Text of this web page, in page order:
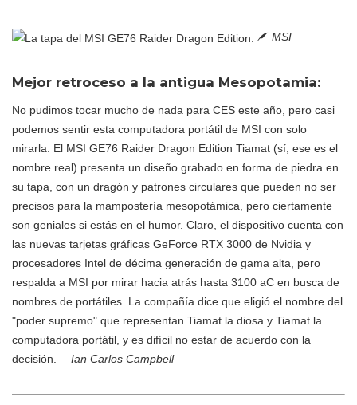
MSI
Mejor retroceso a la antigua Mesopotamia:
No pudimos tocar mucho de nada para CES este año, pero casi
podemos sentir esta computadora portátil de MSI con solo
mirarla. El MSI GE76 Raider Dragon Edition Tiamat (sí, ese es el
nombre real) presenta un diseño grabado en forma de piedra en
su tapa, con un dragón y patrones circulares que pueden no ser
precisos para la mampostería mesopotámica, pero ciertamente
son geniales si estás en el humor. Claro, el dispositivo cuenta con
las nuevas tarjetas gráficas GeForce RTX 3000 de Nvidia y
procesadores Intel de décima generación de gama alta, pero
respalda a MSI por mirar hacia atrás hasta 3100 aC en busca de
nombres de portátiles. La compañía dice que eligió el nombre del
"poder supremo" que representan Tiamat la diosa y Tiamat la
computadora portátil, y es difícil no estar de acuerdo con la
decisión. —Ian Carlos Campbell